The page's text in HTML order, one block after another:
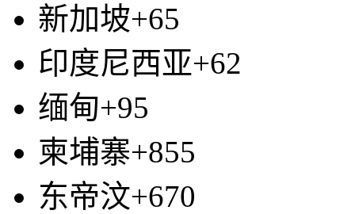
新加坡+65
印度尼西亚+62
缅甸+95
柬埔寨+855
东帝汶+670